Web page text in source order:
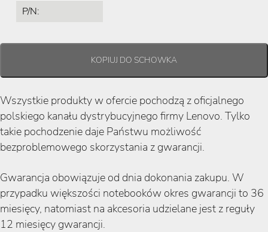
P/N:
Wszystkie produkty w ofercie pochodzą z oficjalnego
polskiego kanału dystrybucyjnego firmy Lenovo. Tylko
takie pochodzenie daje Państwu możliwość
bezproblemowego skorzystania z gwarancji.
Gwarancja obowiązuje od dnia dokonania zakupu. W
przypadku większości notebooków okres gwarancji to 36
miesięcy, natomiast na akcesoria udzielane jest z reguły
12 miesięcy gwarancji.